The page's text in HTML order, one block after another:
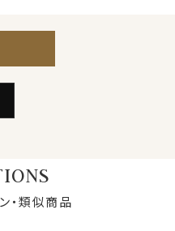
分です。）
を施しているわけで
わ性能があります。
す。（シワの出方につ
ご了承下さい。）
ッシャブルである
イ並みに強いですが、
せん）
トレッチ
ウェイ)
・類似商品